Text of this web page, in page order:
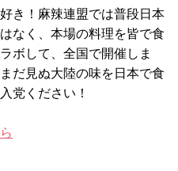
き！麻辣連盟では普段日本
なく、本場の料理を皆で食
ボして、全国で開催しま
だ見ぬ大陸の味を日本で食
党ください！